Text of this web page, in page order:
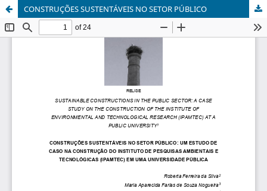
CONSTRUÇÕES SUSTENTÁVEIS NO SETOR PÚBLICO